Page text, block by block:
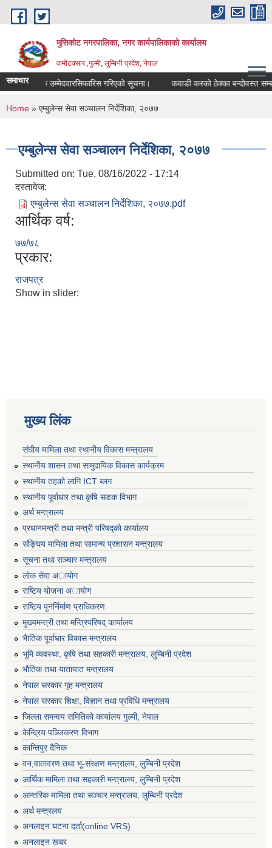
Skip to main content
मुसिकोट नगरपालिका, नगर कार्यपालिकाकाे कार्यालय
वामीटक्सार ,गुल्मी, लुम्बिनी प्रदेश, नेपाल
समाचार
वैकल्पिक उम्मेदवारसिफारिस गरिएको सूचना। कवाडी करको ठेक्का बन्दोवस्त सम्बन्धी
You are here
Home » एम्बुलेन्स सेवा सञ्चालन निर्देशिका, २०७७
एम्बुलेन्स सेवा सञ्चालन निर्देशिका, २०७७
Submitted on: Tue, 08/16/2022 - 17:14
दस्तावेज:
एम्बुलेन्स सेवा सञ्चालन निर्देशिका, २०७७.pdf
आर्थिक वर्ष:
७७/७८
प्रकार:
राजपत्र
Show in slider:
मुख्य लिंक
संघीय मामिला तथा स्थानीय विकास मन्त्रालय
स्थानीय शासन तथा सामुदायिक विकास कार्यक्रम
स्थानीय तहको लागि ICT ब्लग
स्थानीय पूर्वाधार तथा कृषि सडक विभाग
अर्थ मन्त्रालय
प्रधानमन्त्री तथा मन्त्री परिषद्काे कार्यालय
संङ्घिय मामिला तथा सामान्य प्रशासन मन्त्रालय
सूचना तथा सञ्चार मन्त्रालय
लाेक सेवा अायाेग
राष्टिय याेजना अायाेग
राष्टिय पुनर्निर्माण प्राधिकरण
मुख्यमन्त्री तथा मन्त्रिपरिषद् कार्यालय
भैातिक पूर्वाधार विकास मन्त्रालय
भूमि व्यवस्था, कृषि तथा सहकारी मन्त्रालय, लु्म्बिनी प्रदेश
भाैतिक तथा यातायात मन्त्रालय
नेपाल सरकार गृह मन्त्रालय
नेपाल सरकार शिक्षा, विज्ञान तथा प्रविधि मन्त्रालय
जिल्ला समन्वय समितिको कार्यालय गुल्मी, नेपाल
केन्द्रिय पञ्जिकरण विभाग
कान्तिपुर दैनिक
वन,वातावरण तथा भू-संरक्षण मन्त्रालय, लुम्बिनी प्रदेश
आर्थिक मामिला तथा सहकारी मन्त्रालय, लुम्बिनी प्रदेश
आन्तरिक मामिला तथा सञ्चार मन्त्रालय, लुम्बिनी प्रदेश
अर्थ मन्त्रलय
अनलाइन घटना दर्ता(online VRS)
अनलाइन खबर